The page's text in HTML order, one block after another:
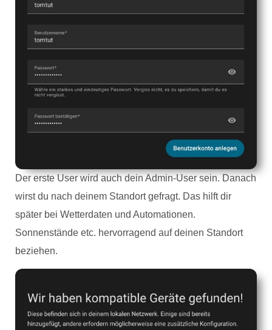
Der erste User wird auch dein Admin-User sein. Danach
wirst du nach deinem Standort gefragt. Das hilft dir
später bei Wetterdaten und Automationen.
Sonnenstände etc. hervorragend auf deinen Standort
beziehen.